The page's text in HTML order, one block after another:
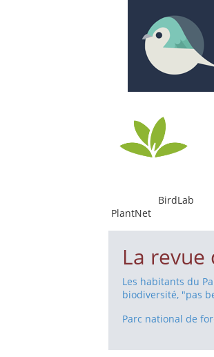
PlantNet
La revue
Les habitants du
biodiversité, "pas
Parc national de